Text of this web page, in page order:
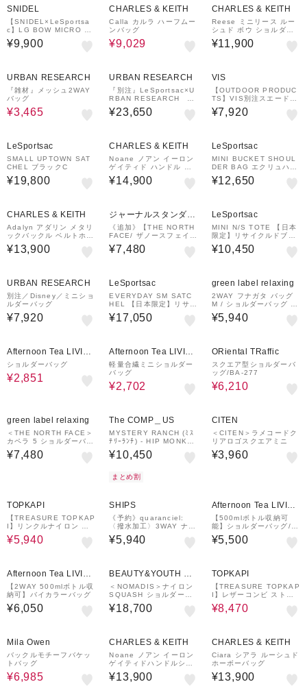
SNIDEL
【SNIDEL×LeSportsa
c】LG BOW MICRO B
AG
¥9,900
CHARLES & KEITH
Calla カルラ ハーフムー
ンバッグ
¥9,029
CHARLES & KEITH
Reese ミニリース ルー
シュド ボウ ショルダー
バッグ
¥11,900
URBAN RESEARCH
『雑材』メッシュ2WAY
バッグ
¥3,465
URBAN RESEARCH
『別注』LeSportsac×U
RBAN RESEARCH D
ELUXE MED WEEKEN
DER
¥23,650
VIS
【OUTDOOR PRODUC
TS】VIS別注スエード＆
合皮フリルショルダーバ
ッグ/WEB限定カラー
¥7,920
LeSportsac
SMALL UPTOWN SAT
CHEL ブラックC
¥19,800
CHARLES & KEITH
Noane ノアン イーロン
ゲイティド ハンドル シ
ョルダーバッグ
¥14,900
LeSportsac
MINI BUCKET SHOUL
DER BAG エクリュハー
トデボス
¥12,650
CHARLES & KEITH
Adalyn アダリン メタリ
ックバックル ベルトホー
ボーバッグ
¥13,900
ジャーナルスタンダー
ド レリューム
《追加》【THE NORTH
FACE/ ザノースフェイ
ス】 Capella5：ショル
ダーバッグ
¥7,480
LeSportsac
MINI N/S TOTE 【日本
限定】リサイクルドブラ
ックJP
¥10,450
URBAN RESEARCH
別注／Disney／ミニショ
ルダーバッグ
¥7,920
LeSportsac
EVERYDAY SM SATC
HEL 【日本限定】リサイ
クルドブラックJP
¥17,050
green label relaxing
2WAY フナガタ バッグ
M / ショルダーバッグ は
っ水
¥5,940
Afternoon Tea LIVIN
G
ショルダーバッグ
¥2,851
Afternoon Tea LIVIN
G
軽量合繊ミニショルダー
バッグ
¥2,702
ORiental TRaffic
スクエア型ショルダーバ
ッグ/BA-277
¥6,210
green label relaxing
＜THE NORTH FACE＞
カペラ 5 ショルダーバッ
グ
¥7,480
The COMP＿US
MYSTERY RANCH (ﾐｽ
ﾃﾘｰﾗﾝﾁ) - HIP MONKE
Y 2 (ﾋｯﾌﾟﾓﾝｷｰ2)
¥10,450
まとめ割
CITEN
＜CITEN＞ラメコードク
リアロゴスクエアミニ
¥3,960
TOPKAPI
【TREASURE TOPKAP
I】リンクルナイロン ノ
ット ワンハンドル ショ
ルダーバッグ
¥5,940
SHIPS
《予約》quaranciel:
〈撥水加工〉3WAY ナイ
ロン ポケット ショルダ
ーバッグ（A4対応）
¥5,940
Afternoon Tea LIVIN
G
【500mlボトル収納可
能】ショルダーバッグ/A
CE
¥5,500
Afternoon Tea LIVIN
G【2WAY 500mlボトル収
納可】バイカラーバッグ
¥6,050
BEAUTY&YOUTH UN
ITED ARROWS
＜NOMADIS＞ナイロン
SQUASH ショルダーバ
ッグ
¥18,700
TOPKAPI
【TREASURE TOPKAP
I】レザーコンビ ストラ
イプハンドル スリム ト
ートバッグ A4 / 軽量
¥8,470
Mila Owen
バックルモチーフバケッ
トバッグ
¥6,985
CHARLES & KEITH
Noane ノアン イーロン
ゲイティドハンドルショ
ルダーバッグ
¥13,900
CHARLES & KEITH
Ciara シアラ ルーシュド
ホーボーバッグ
¥13,900